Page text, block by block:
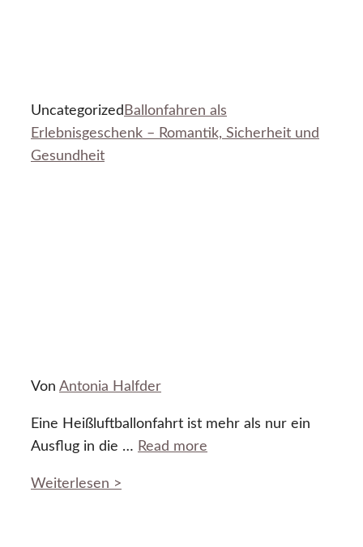
Uncategorized Ballonfahren als
Erlebnisgeschenk – Romantik, Sicherheit und
Gesundheit
Von Antonia Halfder
Eine Heißluftballonfahrt ist mehr als nur ein
Ausflug in die … Read more
Weiterlesen >